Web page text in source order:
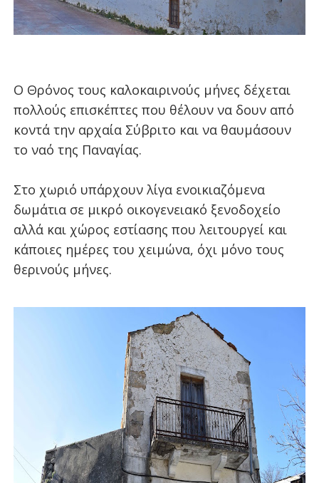
Ο Θρόνος τους καλοκαιρινούς μήνες δέχεται
πολλούς επισκέπτες που θέλουν να δουν από
κοντά την αρχαία Σύβριτο και να θαυμάσουν
το ναό της Παναγίας.
Στο χωριό υπάρχουν λίγα ενοικιαζόμενα
δωμάτια σε μικρό οικογενειακό ξενοδοχείο
αλλά και χώρος εστίασης που λειτουργεί και
κάποιες ημέρες του χειμώνα, όχι μόνο τους
θερινούς μήνες.